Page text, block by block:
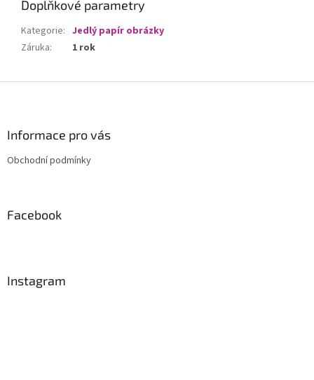
Doplňkové parametry
Kategorie: Jedlý papír obrázky
Záruka: 1 rok
Informace pro vás
Obchodní podmínky
Facebook
Instagram